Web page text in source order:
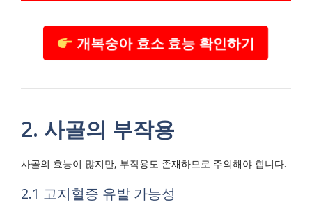
개복숭아 효소 효능 확인하기
2. 사골의 부작용
사골의 효능이 많지만, 부작용도 존재하므로 주의해야 합니다.
2.1 고지혈증 유발 가능성